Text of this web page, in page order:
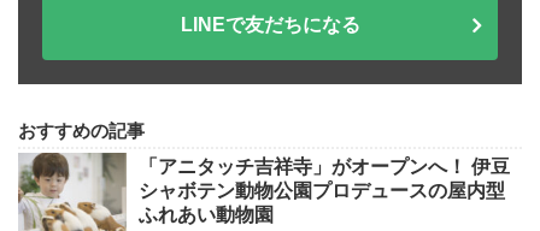
LINEで友だちになる
おすすめの記事
「アニタッチ吉祥寺」がオープンへ！ 伊豆
シャボテン動物公園プロデュースの屋内型
ふれあい動物園